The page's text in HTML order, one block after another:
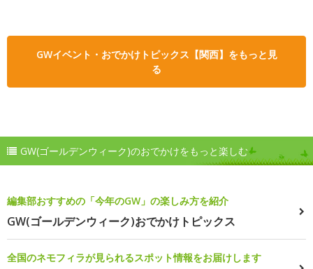
GWイベント・おでかけトピックス【関西】をもっと見
る
GW(ゴールデンウィーク)のおでかけをもっと楽しむ
編集部おすすめの「今年のGW」の楽しみ方を紹介
GW(ゴールデンウィーク)おでかけトピックス
全国のネモフィラが見られるスポット情報をお届けします